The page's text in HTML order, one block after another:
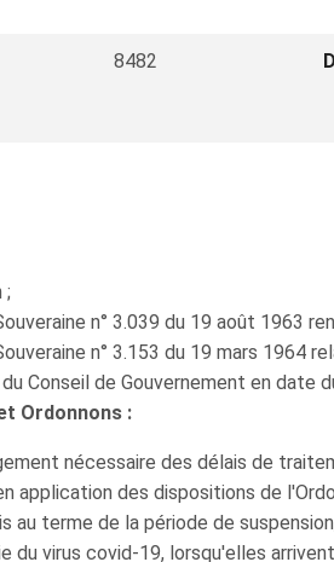
8482
;
n° 3.039 du 19 août 1963
n° 3.153 du 19 mars 1964
Conseil de Gouvernement en date
Ordonnons :
nécessaire des délais de
application des dispositions de
au terme de la période de
du virus covid-19, lorsqu'elles